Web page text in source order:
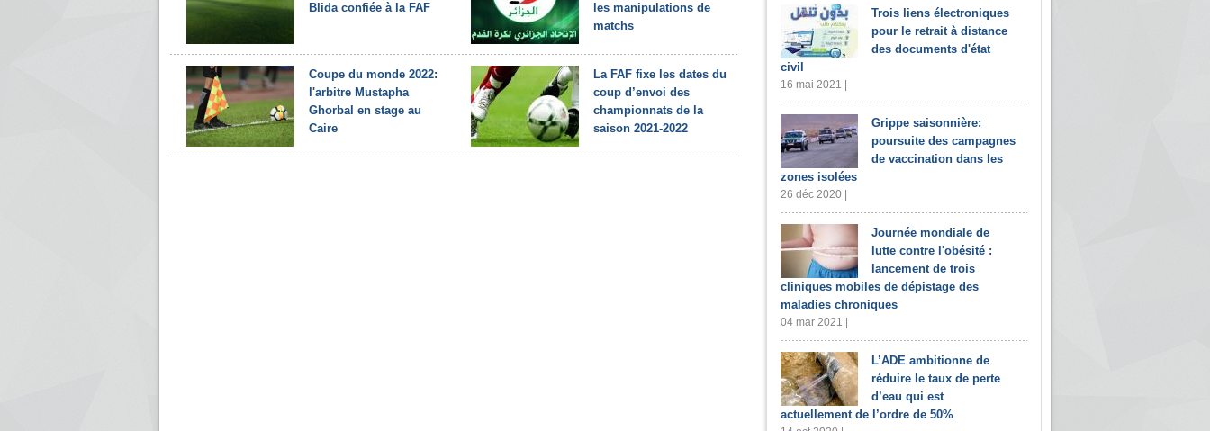
Blida confiée à la FAF
les manipulations de
matchs
Coupe du monde 2022:
l'arbitre Mustapha
Ghorbal en stage au
Caire
La FAF fixe les dates du
coup d’envoi des
championnats de la
saison 2021-2022
Trois liens électroniques
pour le retrait à distance
des documents d'état
civil
16 mai 2021 |
Grippe saisonnière:
poursuite des campagnes
de vaccination dans les
zones isolées
26 déc 2020 |
Journée mondiale de
lutte contre l'obésité :
lancement de trois
cliniques mobiles de dépistage des
maladies chroniques
04 mar 2021 |
L’ADE ambitionne de
réduire le taux de perte
d’eau qui est
actuellement de l’ordre de 50%